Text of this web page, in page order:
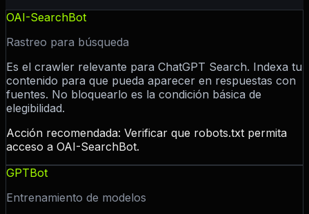
OAI-SearchBot
Rastreo para búsqueda
Es el crawler relevante para ChatGPT Search. Indexa tu
contenido para que pueda aparecer en respuestas con
fuentes. No bloquearlo es la condición básica de
elegibilidad.
Acción recomendada: Verificar que robots.txt permita
acceso a OAI-SearchBot.
GPTBot
Entrenamiento de modelos